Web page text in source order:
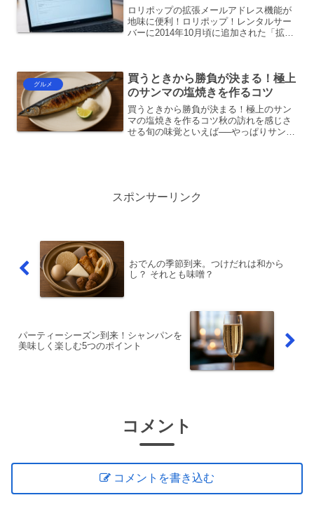
ロリポップの拡張メールアドレス機能が
地味に便利！ロリポップ！レンタルサー
バーに2014年10月頃に追加された「拡張
を利用している...
グルメ
買うときから勝負が決まる！極上
のサンマの塩焼きを作るコツ
買うときから勝負が決まる！極上のサン
マの塩焼きを作るコツ秋の訪れを感じさ
せる旬の味覚といえば──やっぱりサン
スポンサーリンク
おでんの季節到来。つけだれは和から
し？ それとも味噌？
パーティーシーズン到来！シャンパンを
美味しく楽しむ5つのポイント
コメント
コメントを書き込む